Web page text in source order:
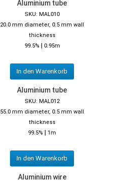
Aluminium tube
SKU: MAL010
20.0 mm diameter, 0.5 mm wall
thickness
99.5% | 0.95m
In den Warenkorb
Aluminium tube
SKU: MAL012
55.0 mm diameter, 0.5 mm wall
thickness
99.5% | 1m
In den Warenkorb
Aluminium wire